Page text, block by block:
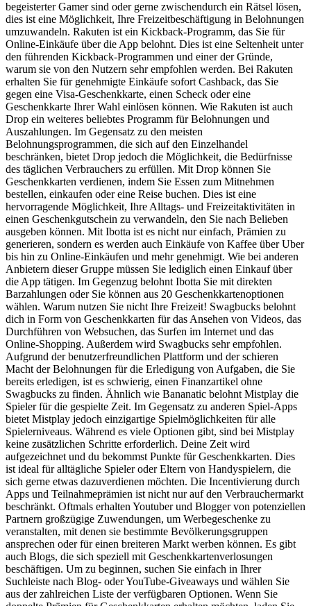
begeisterter Gamer sind oder gerne zwischendurch ein Rätsel lösen,
dies ist eine Möglichkeit, Ihre Freizeitbeschäftigung in Belohnungen
umzuwandeln. Rakuten ist ein Kickback-Programm, das Sie für
Online-Einkäufe über die App belohnt. Dies ist eine Seltenheit unter
den führenden Kickback-Programmen und einer der Gründe,
warum sie von den Nutzern sehr empfohlen werden. Bei Rakuten
erhalten Sie für genehmigte Einkäufe sofort Cashback, das Sie
gegen eine Visa-Geschenkkarte, einen Scheck oder eine
Geschenkkarte Ihrer Wahl einlösen können. Wie Rakuten ist auch
Drop ein weiteres beliebtes Programm für Belohnungen und
Auszahlungen. Im Gegensatz zu den meisten
Belohnungsprogrammen, die sich auf den Einzelhandel
beschränken, bietet Drop jedoch die Möglichkeit, die Bedürfnisse
des täglichen Verbrauchers zu erfüllen. Mit Drop können Sie
Geschenkkarten verdienen, indem Sie Essen zum Mitnehmen
bestellen, einkaufen oder eine Reise buchen. Dies ist eine
hervorragende Möglichkeit, Ihre Alltags- und Freizeitaktivitäten in
einen Geschenkgutschein zu verwandeln, den Sie nach Belieben
ausgeben können. Mit Ibotta ist es nicht nur einfach, Prämien zu
generieren, sondern es werden auch Einkäufe von Kaffee über Uber
bis hin zu Online-Einkäufen und mehr genehmigt. Wie bei anderen
Anbietern dieser Gruppe müssen Sie lediglich einen Einkauf über
die App tätigen. Im Gegenzug belohnt Ibotta Sie mit direkten
Barzahlungen oder Sie können aus 20 Geschenkkartenoptionen
wählen. Warum nutzen Sie nicht Ihre Freizeit! Swagbucks belohnt
dich in Form von Geschenkkarten für das Ansehen von Videos, das
Durchführen von Websuchen, das Surfen im Internet und das
Online-Shopping. Außerdem wird Swagbucks sehr empfohlen.
Aufgrund der benutzerfreundlichen Plattform und der schieren
Macht der Belohnungen für die Erledigung von Aufgaben, die Sie
bereits erledigen, ist es schwierig, einen Finanzartikel ohne
Swagbucks zu finden. Ähnlich wie Bananatic belohnt Mistplay die
Spieler für die gespielte Zeit. Im Gegensatz zu anderen Spiel-Apps
bietet Mistplay jedoch einzigartige Spielmöglichkeiten für alle
Spielerniveaus. Während es viele Optionen gibt, sind bei Mistplay
keine zusätzlichen Schritte erforderlich. Deine Zeit wird
aufgezeichnet und du bekommst Punkte für Geschenkkarten. Dies
ist ideal für alltägliche Spieler oder Eltern von Handyspielern, die
sich gerne etwas dazuverdienen möchten. Die Incentivierung durch
Apps und Teilnahmeprämien ist nicht nur auf den Verbrauchermarkt
beschränkt. Oftmals erhalten Youtuber und Blogger von potenziellen
Partnern großzügige Zuwendungen, um Werbegeschenke zu
veranstalten, mit denen sie bestimmte Bevölkerungsgruppen
ansprechen oder für einen breiteren Markt werben können. Es gibt
auch Blogs, die sich speziell mit Geschenkkartenverlosungen
beschäftigen. Um zu beginnen, suchen Sie einfach in Ihrer
Suchleiste nach Blog- oder YouTube-Giveaways und wählen Sie
aus der zahlreichen Liste der verfügbaren Optionen. Wenn Sie